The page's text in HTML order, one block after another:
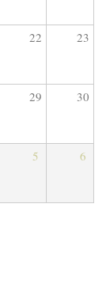
22 23
29 30
5 6